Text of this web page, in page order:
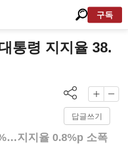
구독
통령 지지율 38.
답글쓰기
지지율 0.8%p 소폭